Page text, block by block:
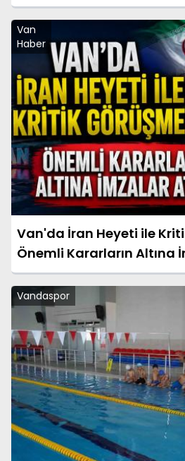
Van
Haber
Van'da İran Heyeti ile
Önemli Kararların Altına
Vandaspor